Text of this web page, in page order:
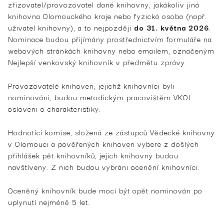
zřizovatel/provozovatel dané knihovny, jakákoliv jiná
knihovna Olomouckého kraje nebo fyzická osoba (např.
uživatel knihovny), a to nejpozději do 31. května 2026.
Nominace budou přijímány prostřednictvím formuláře na
webových stránkách knihovny nebo emailem, označeným
Nejlepší venkovský knihovník v předmětu zprávy.
Provozovatelé knihoven, jejichž knihovníci byli
nominováni, budou metodickým pracovištěm VKOL
osloveni o charakteristiky.
Hodnotící komise, složená ze zástupců Vědecké knihovny
v Olomouci a pověřených knihoven vybere z došlých
přihlášek pět knihovníků, jejich knihovny budou
navštíveny. Z nich budou vybráni ocenění knihovníci.
Oceněný knihovník bude moci být opět nominován po
uplynutí nejméně 5 let.